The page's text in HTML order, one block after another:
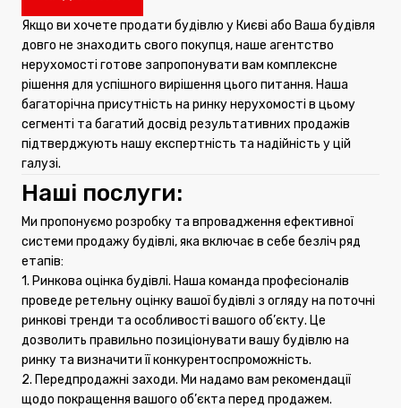
Якщо ви хочете продати будівлю у Києві або Ваша будівля
довго не знаходить свого покупця, наше агентство
нерухомості готове запропонувати вам комплексне
рішення для успішного вирішення цього питання. Наша
багаторічна присутність на ринку нерухомості в цьому
сегменті та багатий досвід результативних продажів
підтверджують нашу експертність та надійність у цій
галузі.
Наші послуги:
Ми пропонуємо розробку та впровадження ефективної
системи продажу будівлі, яка включає в себе безліч ряд
етапів:
1. Ринкова оцінка будівлі. Наша команда професіоналів
проведе ретельну оцінку вашої будівлі з огляду на поточні
ринкові тренди та особливості вашого об’єкту. Це
дозволить правильно позиціонувати вашу будівлю на
ринку та визначити її конкурентоспроможність.
2. Передпродажні заходи. Ми надамо вам рекомендації
щодо покращення вашого об’єкта перед продажем.